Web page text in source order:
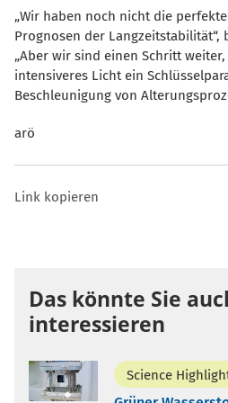
Wir haben noch nicht die
Prognosen der Langzeitstabilität“,
Aber wir sind einen Schritt
intensiveres Licht ein
Beschleunigung von
arö
Link kopieren
Das könnte Sie
interessieren
Science